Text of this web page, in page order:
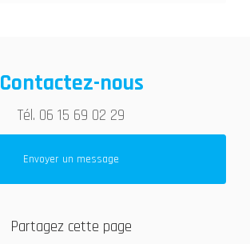
Contactez-nous
Tél. 06 15 69 02 29
Envoyer un message
Partagez cette page